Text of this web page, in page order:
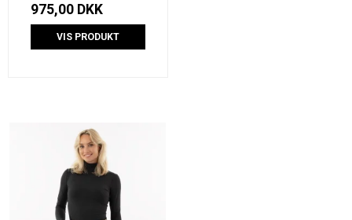
975,00 DKK
VIS PRODUKT